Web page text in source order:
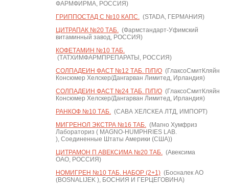
ФАРМФИРМА, РОССИЯ)
ГРИППОСТАД С №10 КАПС.(STADA, ГЕРМАНИЯ)
ЦИТРАПАК №20 ТАБ.(Фармстандарт-Уфимский
витаминный завод, РОССИЯ)
КОФЕТАМИН №10 ТАБ.
(ТАТХИМФАРМПРЕПАРАТЫ, РОССИЯ)
СОЛПАДЕИН ФАСТ №12 ТАБ. П/П/О(ГлаксоСмитКляйн
Консюмер Хелскер/Дангарван Лимитед, Ирландия)
СОЛПАДЕИН ФАСТ №24 ТАБ. П/П/О(ГлаксоСмитКляйн
Консюмер Хелскер/Дангарван Лимитед, Ирландия)
РАНКОФ №10 ТАБ.(САВА ХЕЛСКЕА ЛТД, ИМПОРТ)
МИГРЕНОЛ ЭКСТРА №16 ТАБ.(Магно Хумфриз
Лабораториз ( MAGNO-HUMPHRIES LAB.
), Соединенные Штаты Америки (США))
ЦИТРАМОН П АВЕКСИМА №20 ТАБ.(Авексима
ОАО, РОССИЯ)
НОМИГРЕН №10 ТАБ. НАБОР (2+1)(Босналек АО
(BOSNALIJEK ), БОСНИЯ И ГЕРЦЕГОВИНА)